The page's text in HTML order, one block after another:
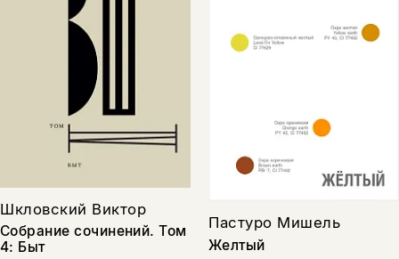
Шкловский Виктор
Собрание сочинений. Том
4: Быт
Пастуро Мишель
Желтый